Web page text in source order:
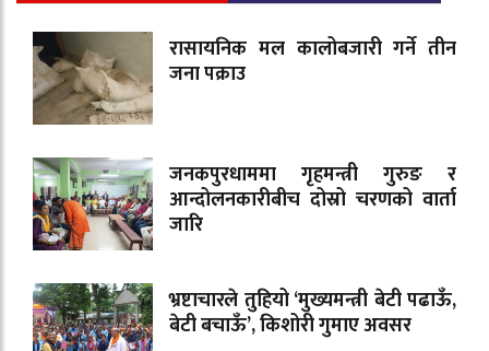
रासायनिक मल कालोबजारी गर्ने तीन
जना पक्राउ
जनकपुरधाममा गृहमन्त्री गुरुङ र
आन्दोलनकारीबीच दोस्रो चरणको वार्ता
जारि
भ्रष्टाचारले तुहियो ‘मुख्यमन्त्री बेटी पढाऊँ,
बेटी बचाऊँ’, किशोरी गुमाए अवसर